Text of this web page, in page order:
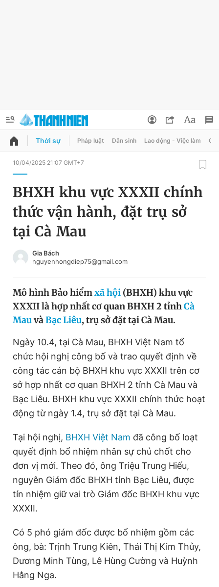
QUẢNG CÁO
Chuyên mục
Chuyên mục khác
Chào ngày mới
Video Magazine
Sản phẩm khác
Tiện ích Bạn cần biết
Thông tin tòa soạn Liên hệ quảng cáo
Đọc Thanh Niên trên điện thoại
Theo dõi báo trên
Hotline
0906 645 777
Liên hệ quảng cáo
Đổi mật khẩu
Tin đã lưu
Đăng xuất
Thời sự Pháp luật Dân sinh Lao động - Việc làm
10/04/2025 21:07 GMT+7
BHXH khu vực XXXII chính
thức vận hành, đặt trụ sở
tại Cà Mau
Gia Bách
nguyenhongdiep75@gmail.com
Mô hình Bảo hiểmxã hội (BHXH) khu vực
XXXII là hợp nhất cơ quan BHXH 2 tỉnhCà
MauvàBạc Liêu, trụ sở đặt tại Cà Mau.
Ngày 10.4, tại Cà Mau, BHXH Việt Nam tổ
chức hội nghị công bố và trao quyết định về
công tác cán bộ BHXH khu vực XXXII trên cơ
sở hợp nhất cơ quan BHXH 2 tỉnh Cà Mau và
Bạc Liêu. BHXH khu vực XXXII chính thức hoạt
động từ ngày 1.4, trụ sở đặt tại Cà Mau.
Tại hội nghị, BHXH Việt Nam đã công bố loạt
quyết định bổ nhiệm nhân sự chủ chốt cho
đơn vị mới. Theo đó, ông Triệu Trung Hiếu,
nguyên Giám đốc BHXH tỉnh Bạc Liêu, được
tín nhiệm giữ vai trò Giám đốc BHXH khu vực
XXXII.
Có 5 phó giám đốc được bổ nhiệm gồm các
ông, bà: Trịnh Trung Kiên, Thái Thị Kim Thủy,
Dương Minh Tùng, Lê Hùng Cường và Huỳnh
Hằng Nga.